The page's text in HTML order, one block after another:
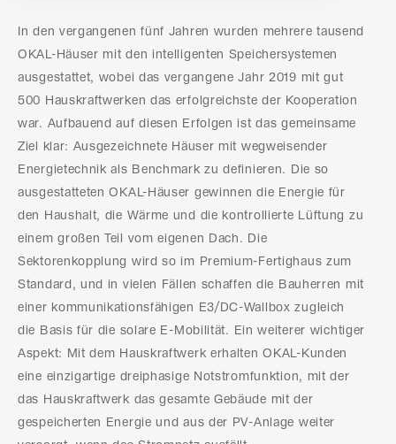
In den vergangenen fünf Jahren wurden mehrere tausend
OKAL-Häuser mit den intelligenten Speichersystemen
ausgestattet, wobei das vergangene Jahr 2019 mit gut
500 Hauskraftwerken das erfolgreichste der Kooperation
war. Aufbauend auf diesen Erfolgen ist das gemeinsame
Ziel klar: Ausgezeichnete Häuser mit wegweisender
Energietechnik als Benchmark zu definieren. Die so
ausgestatteten OKAL-Häuser gewinnen die Energie für
den Haushalt, die Wärme und die kontrollierte Lüftung zu
einem großen Teil vom eigenen Dach. Die
Sektorenkopplung wird so im Premium-Fertighaus zum
Standard, und in vielen Fällen schaffen die Bauherren mit
einer kommunikationsfähigen E3/DC-Wallbox zugleich
die Basis für die solare E-Mobilität. Ein weiterer wichtiger
Aspekt: Mit dem Hauskraftwerk erhalten OKAL-Kunden
eine einzigartige dreiphasige Notstromfunktion, mit der
das Hauskraftwerk das gesamte Gebäude mit der
gespeicherten Energie und aus der PV-Anlage weiter